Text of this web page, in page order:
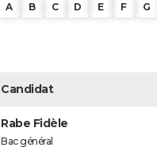
A B C D E F G
Candidat
Rabe Fidèle
Bac général